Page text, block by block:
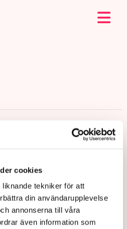
cookies
tekniker för att
din användarupplevelse
annonserna till våra
även information som